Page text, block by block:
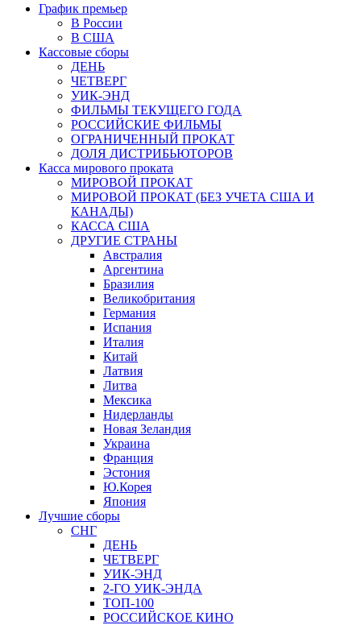
График премьер
В России
В США
Кассовые сборы
ДЕНЬ
ЧЕТВЕРГ
УИК-ЭНД
ФИЛЬМЫ ТЕКУЩЕГО ГОДА
РОССИЙСКИЕ ФИЛЬМЫ
ОГРАНИЧЕННЫЙ ПРОКАТ
ДОЛЯ ДИСТРИБЬЮТОРОВ
Касса мирового проката
МИРОВОЙ ПРОКАТ
МИРОВОЙ ПРОКАТ (БЕЗ УЧЕТА США И
КАНАДЫ)
КАССА США
ДРУГИЕ СТРАНЫ
Австралия
Аргентина
Бразилия
Великобритания
Германия
Испания
Италия
Китай
Латвия
Литва
Мексика
Нидерланды
Новая Зеландия
Украина
Франция
Эстония
Ю.Корея
Япония
Лучшие сборы
СНГ
ДЕНЬ
ЧЕТВЕРГ
УИК-ЭНД
2-ГО УИК-ЭНДА
ТОП-100
РОССИЙСКОЕ КИНО